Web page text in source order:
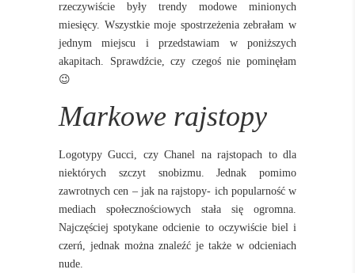
rzeczywiście były trendy modowe minionych
miesięcy. Wszystkie moje spostrzeżenia zebrałam w
jednym miejscu i przedstawiam w poniższych
akapitach. Sprawdźcie, czy czegoś nie pominęłam
😉
Markowe rajstopy
Logotypy Gucci, czy Chanel na rajstopach to dla
niektórych szczyt snobizmu. Jednak pomimo
zawrotnych cen – jak na rajstopy- ich popularność w
mediach społecznościowych stała się ogromna.
Najczęściej spotykane odcienie to oczywiście biel i
czerń, jednak można znaleźć je także w odcieniach
nude.